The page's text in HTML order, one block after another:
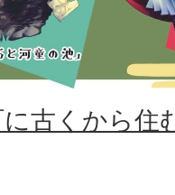
古くから住